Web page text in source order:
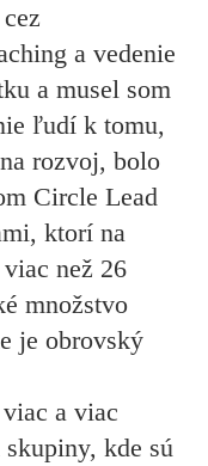
a vedenie
a musel som
ľudí k tomu,
rozvoj, bolo
Circle Lead
ktorí na
než 26
množstvo
je obrovský
a viac
kde sú